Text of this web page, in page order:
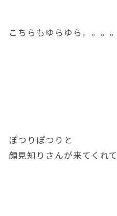
こちらもゆらゆら。。。。
ぽつりぽつりと
顔見知りさんが来てくれて